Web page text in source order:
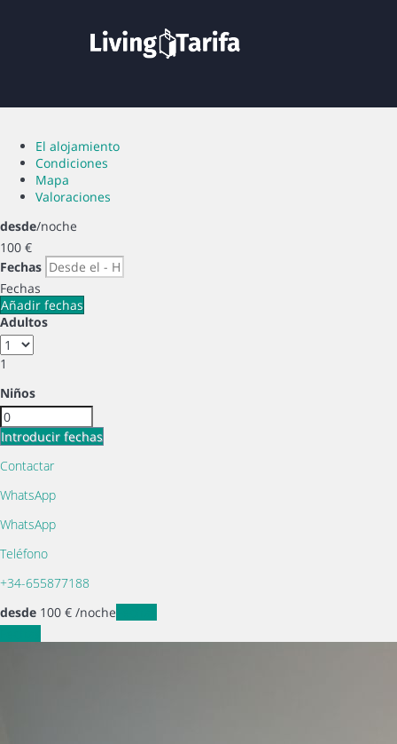
El alojamiento
Condiciones
Mapa
Valoraciones
desde/noche
100 €
Fechas
Fechas
Añadir fechas
Adultos
1
Niños
Introducir fechas
Contactar
WhatsApp
WhatsApp
Teléfono
+34-655877188
desde 100 € /noche